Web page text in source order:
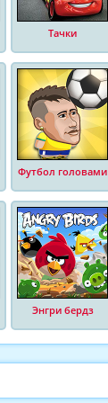
Тачки
Футбол головами
Энгри бердз